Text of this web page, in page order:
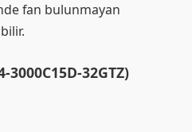
fan bulunmayan
3000C15D-32GTZ)